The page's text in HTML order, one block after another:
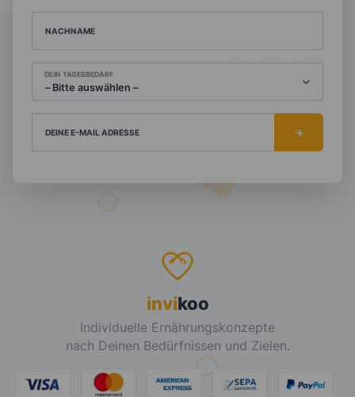
NACHNAME
DEIN TAGESBEDARF
DEINE E-MAIL ADRESSE
invikoo
Individuelle Ernährungskonzepte
nach Deinen Bedürfnissen und Zielen.